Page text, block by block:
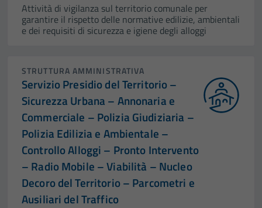
Attività di vigilanza sul territorio comunale per
garantire il rispetto delle normative edilizie, ambientali
e dei requisiti di sicurezza e igiene degli alloggi
STRUTTURA AMMINISTRATIVA
Servizio Presidio del Territorio –
Sicurezza Urbana – Annonaria e
Commerciale – Polizia Giudiziaria –
Polizia Edilizia e Ambientale –
Controllo Alloggi – Pronto Intervento
– Radio Mobile – Viabilità – Nucleo
Decoro del Territorio – Parcometri e
Ausiliari del Traffico